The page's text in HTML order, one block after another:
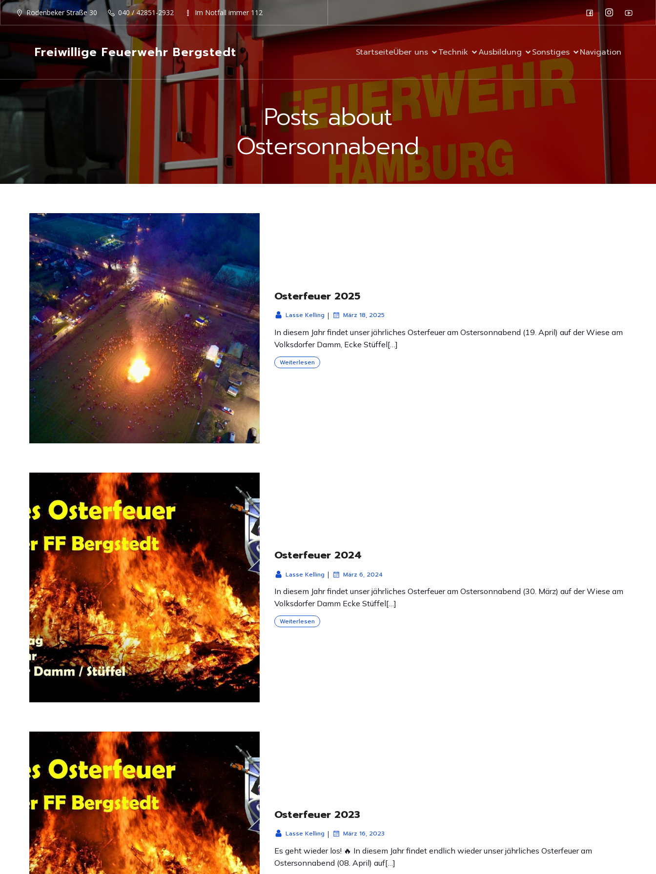
Rodenbeker Straße 30 040 / 42851-2932 Im Notfall immer 112
Freiwillige Feuerwehr Bergstedt StartseiteÜber uns Technik Ausbildung Sonstiges Navigation
Posts about
Ostersonnabend
Osterfeuer 2025
Lasse Kelling | März 18, 2025
In diesem Jahr findet unser jährliches Osterfeuer am Ostersonnabend (19. April) auf der Wiese am
Volksdorfer Damm, Ecke Stüffel[…]
Weiterlesen
Osterfeuer 2024
Lasse Kelling | März 6, 2024
In diesem Jahr findet unser jährliches Osterfeuer am Ostersonnabend (30. März) auf der Wiese am
Volksdorfer Damm Ecke Stüffel[…]
Weiterlesen
Osterfeuer 2023
Lasse Kelling | März 16, 2023
Es geht wieder los! 🔥 In diesem Jahr findet endlich wieder unser jährliches Osterfeuer am
Ostersonnabend (08. April) auf[…]